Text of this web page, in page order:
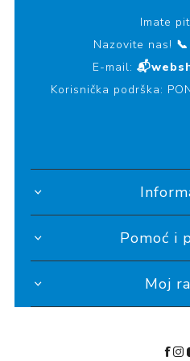
Imate
Nazovite nas!
E-mail:
Korisnička podrška:
Pomoć i
Moj